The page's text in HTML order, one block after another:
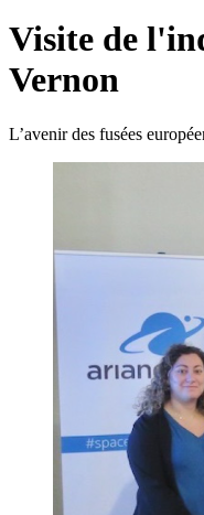
Visite de
Vernon
L’avenir des fusées